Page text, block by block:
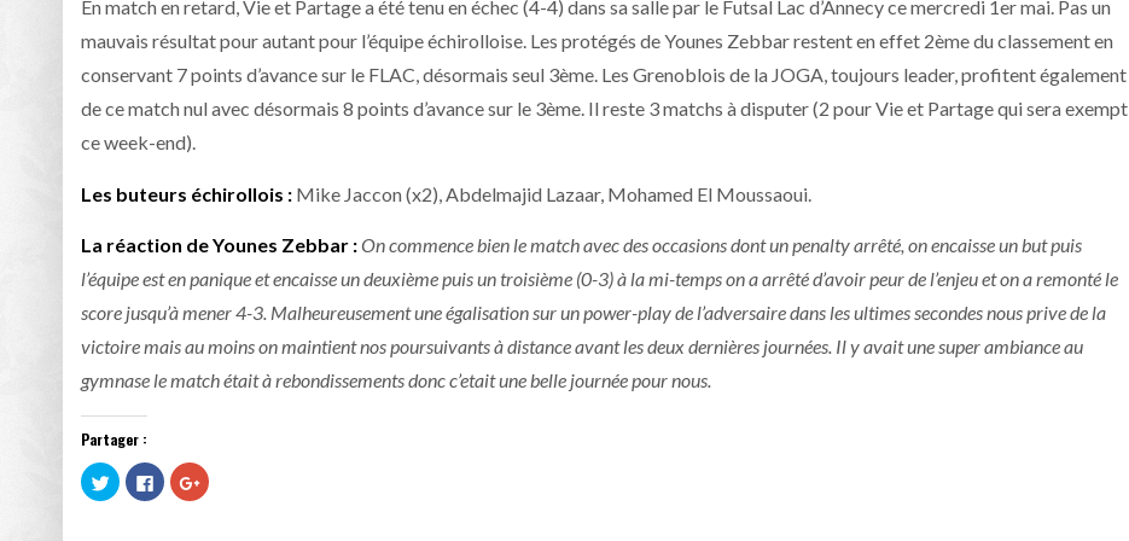
En match en retard, Vie et Partage a été tenu en échec (4-4) dans sa salle par le Futsal Lac d’Annecy ce mercredi 1er mai. Pas un
mauvais résultat pour autant pour l’équipe échirolloise. Les protégés de Younes Zebbar restent en effet 2ème du classement en
conservant 7 points d’avance sur le FLAC, désormais seul 3ème. Les Grenoblois de la JOGA, toujours leader, profitent également
de ce match nul avec désormais 8 points d’avance sur le 3ème. Il reste 3 matchs à disputer (2 pour Vie et Partage qui sera exempt
ce week-end).
Les buteurs échirollois : Mike Jaccon (x2), Abdelmajid Lazaar, Mohamed El Moussaoui.
La réaction de Younes Zebbar :On commence bien le match avec des occasions dont un penalty arrêté, on encaisse un but puis
l’équipe est en panique et encaisse un deuxième puis un troisième (0-3) à la mi-temps on a arrêté d’avoir peur de l’enjeu et on a remonté le
score jusqu’à mener 4-3. Malheureusement une égalisation sur un power-play de l’adversaire dans les ultimes secondes nous prive de la
victoire mais au moins on maintient nos poursuivants à distance avant les deux dernières journées. Il y avait une super ambiance au
gymnase le match était à rebondissements donc c’etait une belle journée pour nous.
Partager :
Cliquez
pour
partager
Cliquez
pour
partager
Cliquez
pour